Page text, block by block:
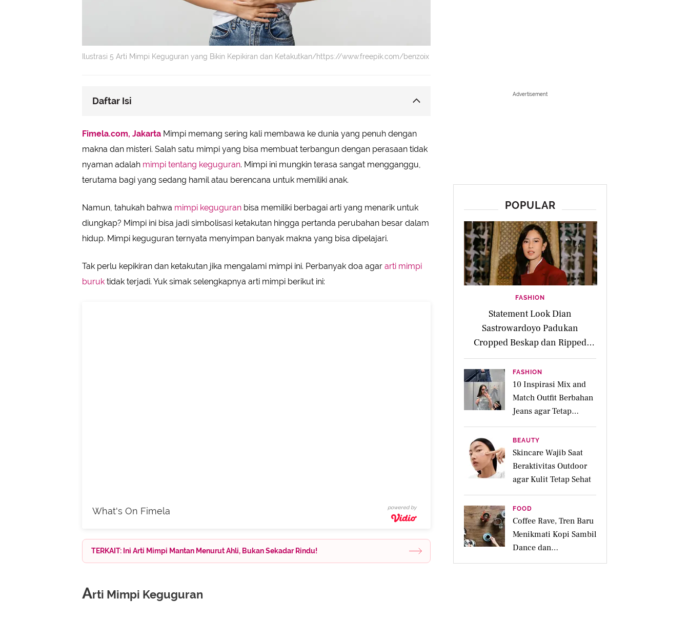
Ilustrasi 5 Arti Mimpi Keguguran yang Bikin Kepikiran dan Ketakutkan/https://www.freepik.com/benzoix
Daftar Isi
• Simbolisasi Ketakutan dan Kekhawatiran
• Refleksi dari Pengalaman Masa Lalu
• Simbol dari Perasaan Tidak Siap
• Pertanda Kebutuhan untuk Melepaskan
Fimela.com, Jakarta Mimpi memang sering kali membawa ke dunia yang penuh dengan
makna dan misteri. Salah satu mimpi yang bisa membuat terbangun dengan perasaan tidak
nyaman adalah mimpi tentang keguguran. Mimpi ini mungkin terasa sangat mengganggu,
terutama bagi yang sedang hamil atau berencana untuk memiliki anak.
Namun, tahukah bahwa mimpi keguguran bisa memiliki berbagai arti yang menarik untuk
diungkap? Mimpi ini bisa jadi simbolisasi ketakutan hingga pertanda perubahan besar dalam
hidup. Mimpi keguguran ternyata menyimpan banyak makna yang bisa dipelajari.
Tak perlu kepikiran dan ketakutan jika mengalami mimpi ini. Perbanyak doa agar arti mimpi
buruk tidak terjadi. Yuk simak selengkapnya arti mimpi berikut ini:
What's On Fimela powered by
TERKAIT: Ini Arti Mimpi Mantan Menurut Ahli, Bukan Sekadar Rindu!
Arti Mimpi Keguguran
Advertisement
POPULAR
FASHION
Statement Look Dian
Sastrowardoyo Padukan
Cropped Beskap dan Ripped
Jeans, Hadirkan Pesona Kartini
yang Edgy
FASHION
10 Inspirasi Mix and
Match Outfit Berbahan
Jeans agar Tetap
Tampil Stylish
BEAUTY
Skincare Wajib Saat
Beraktivitas Outdoor
agar Kulit Tetap Sehat
FOOD
Coffee Rave, Tren Baru
Menikmati Kopi Sambil
Dance dan
Bersosialisasi